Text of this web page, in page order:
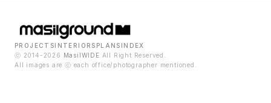
PROJECTSINTERIORS PLANS INDEX
ⓒ 2014-2026 MasilWIDE All Right Reserved.
All images are ⓒ each office/photographer mentioned.